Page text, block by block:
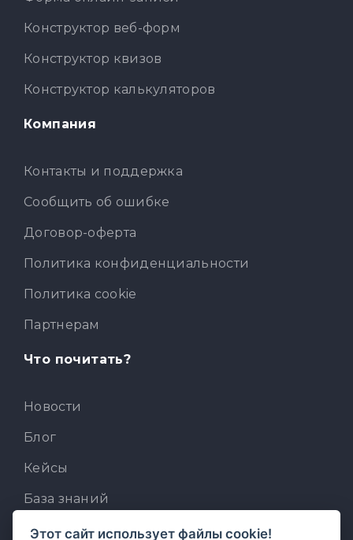
Конструктор веб-форм
Конструктор квизов
Конструктор калькуляторов
Компания
Контакты и поддержка
Сообщить об ошибке
Договор-оферта
Политика конфиденциальности
Политика cookie
Партнерам
Что почитать?
Новости
Блог
Кейсы
База знаний
Для разработчиков
Этот сайт использует файлы cookie!